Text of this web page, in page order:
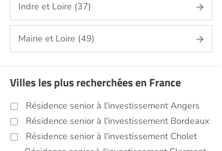
Indre et Loire (37)
Maine et Loire (49)
Villes les plus recherchées en France
Résidence senior à l'investissement Angers
Résidence senior à l'investissement Bordeaux
Résidence senior à l'investissement Cholet